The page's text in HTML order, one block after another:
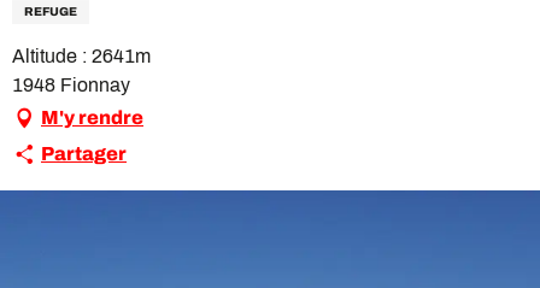
REFUGE
Altitude : 2641m
1948 Fionnay
M'y rendre
Partager